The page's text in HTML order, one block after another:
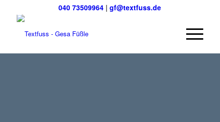
040 73509964 |gf@textfuss.de